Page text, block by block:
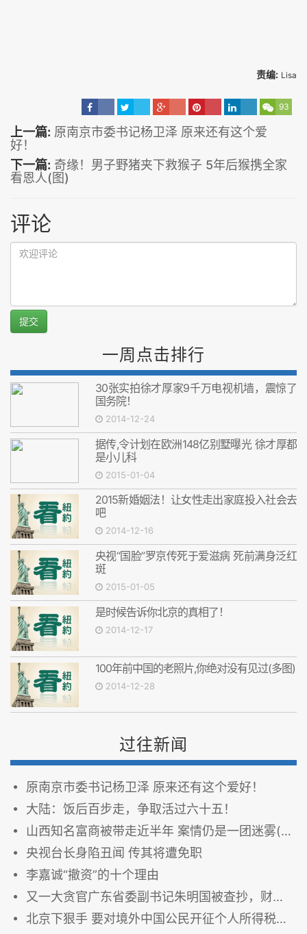
责编: Lisa
93
上一篇: 原南京市委书记杨卫泽 原来还有这个爱
好！
下一篇: 奇缘！男子野猪夹下救猴子 5年后猴携全家
看恩人(图)
评论
提交
一周点击排行
30张实拍徐才厚家9千万电视机墙，震惊了
国务院！
2014-12-24
据传,令计划在欧洲148亿别墅曝光 徐才厚都
是小儿科
2015-01-04
2015新婚姻法！让女性走出家庭投入社会去
吧
2014-12-16
央视“国脸”罗京传死于爱滋病 死前满身泛红
斑
2015-01-05
是时候告诉你北京的真相了！
2014-12-17
100年前中国的老照片,你绝对没有见过(多图)
2014-12-28
过往新闻
原南京市委书记杨卫泽 原来还有这个爱好！
大陆：饭后百步走，争取活过六十五！
山西知名富商被带走近半年 案情仍是一团迷雾(图)
央视台长身陷丑闻 传其将遭免职
李嘉诚“撤资”的十个理由
又一大贪官广东省委副书记朱明国被查抄，财产清单惊呆所有人！
北京下狠手 要对境外中国公民开征个人所得税（图）